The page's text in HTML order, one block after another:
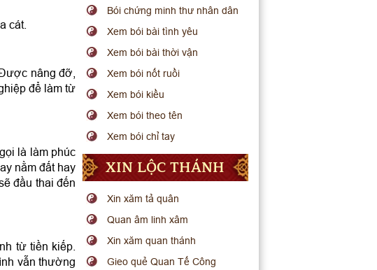
cát.
nâng đỡ,
để làm từ
là làm phúc
nằm đất hay
đầu thai đến
từ tiền kiếp.
vẫn thường
Bói chứng minh thư nhân dân
Xem bói bài tình yêu
Xem bói bài thời vận
Xem bói nốt ruồi
Xem bói kiều
Xem bói theo tên
Xem bói chỉ tay
XIN LỘC THÁNH
Xin xăm tả quân
Quan âm linh xâm
Xin xăm quan thánh
Gieo quẻ Quan Tế Công